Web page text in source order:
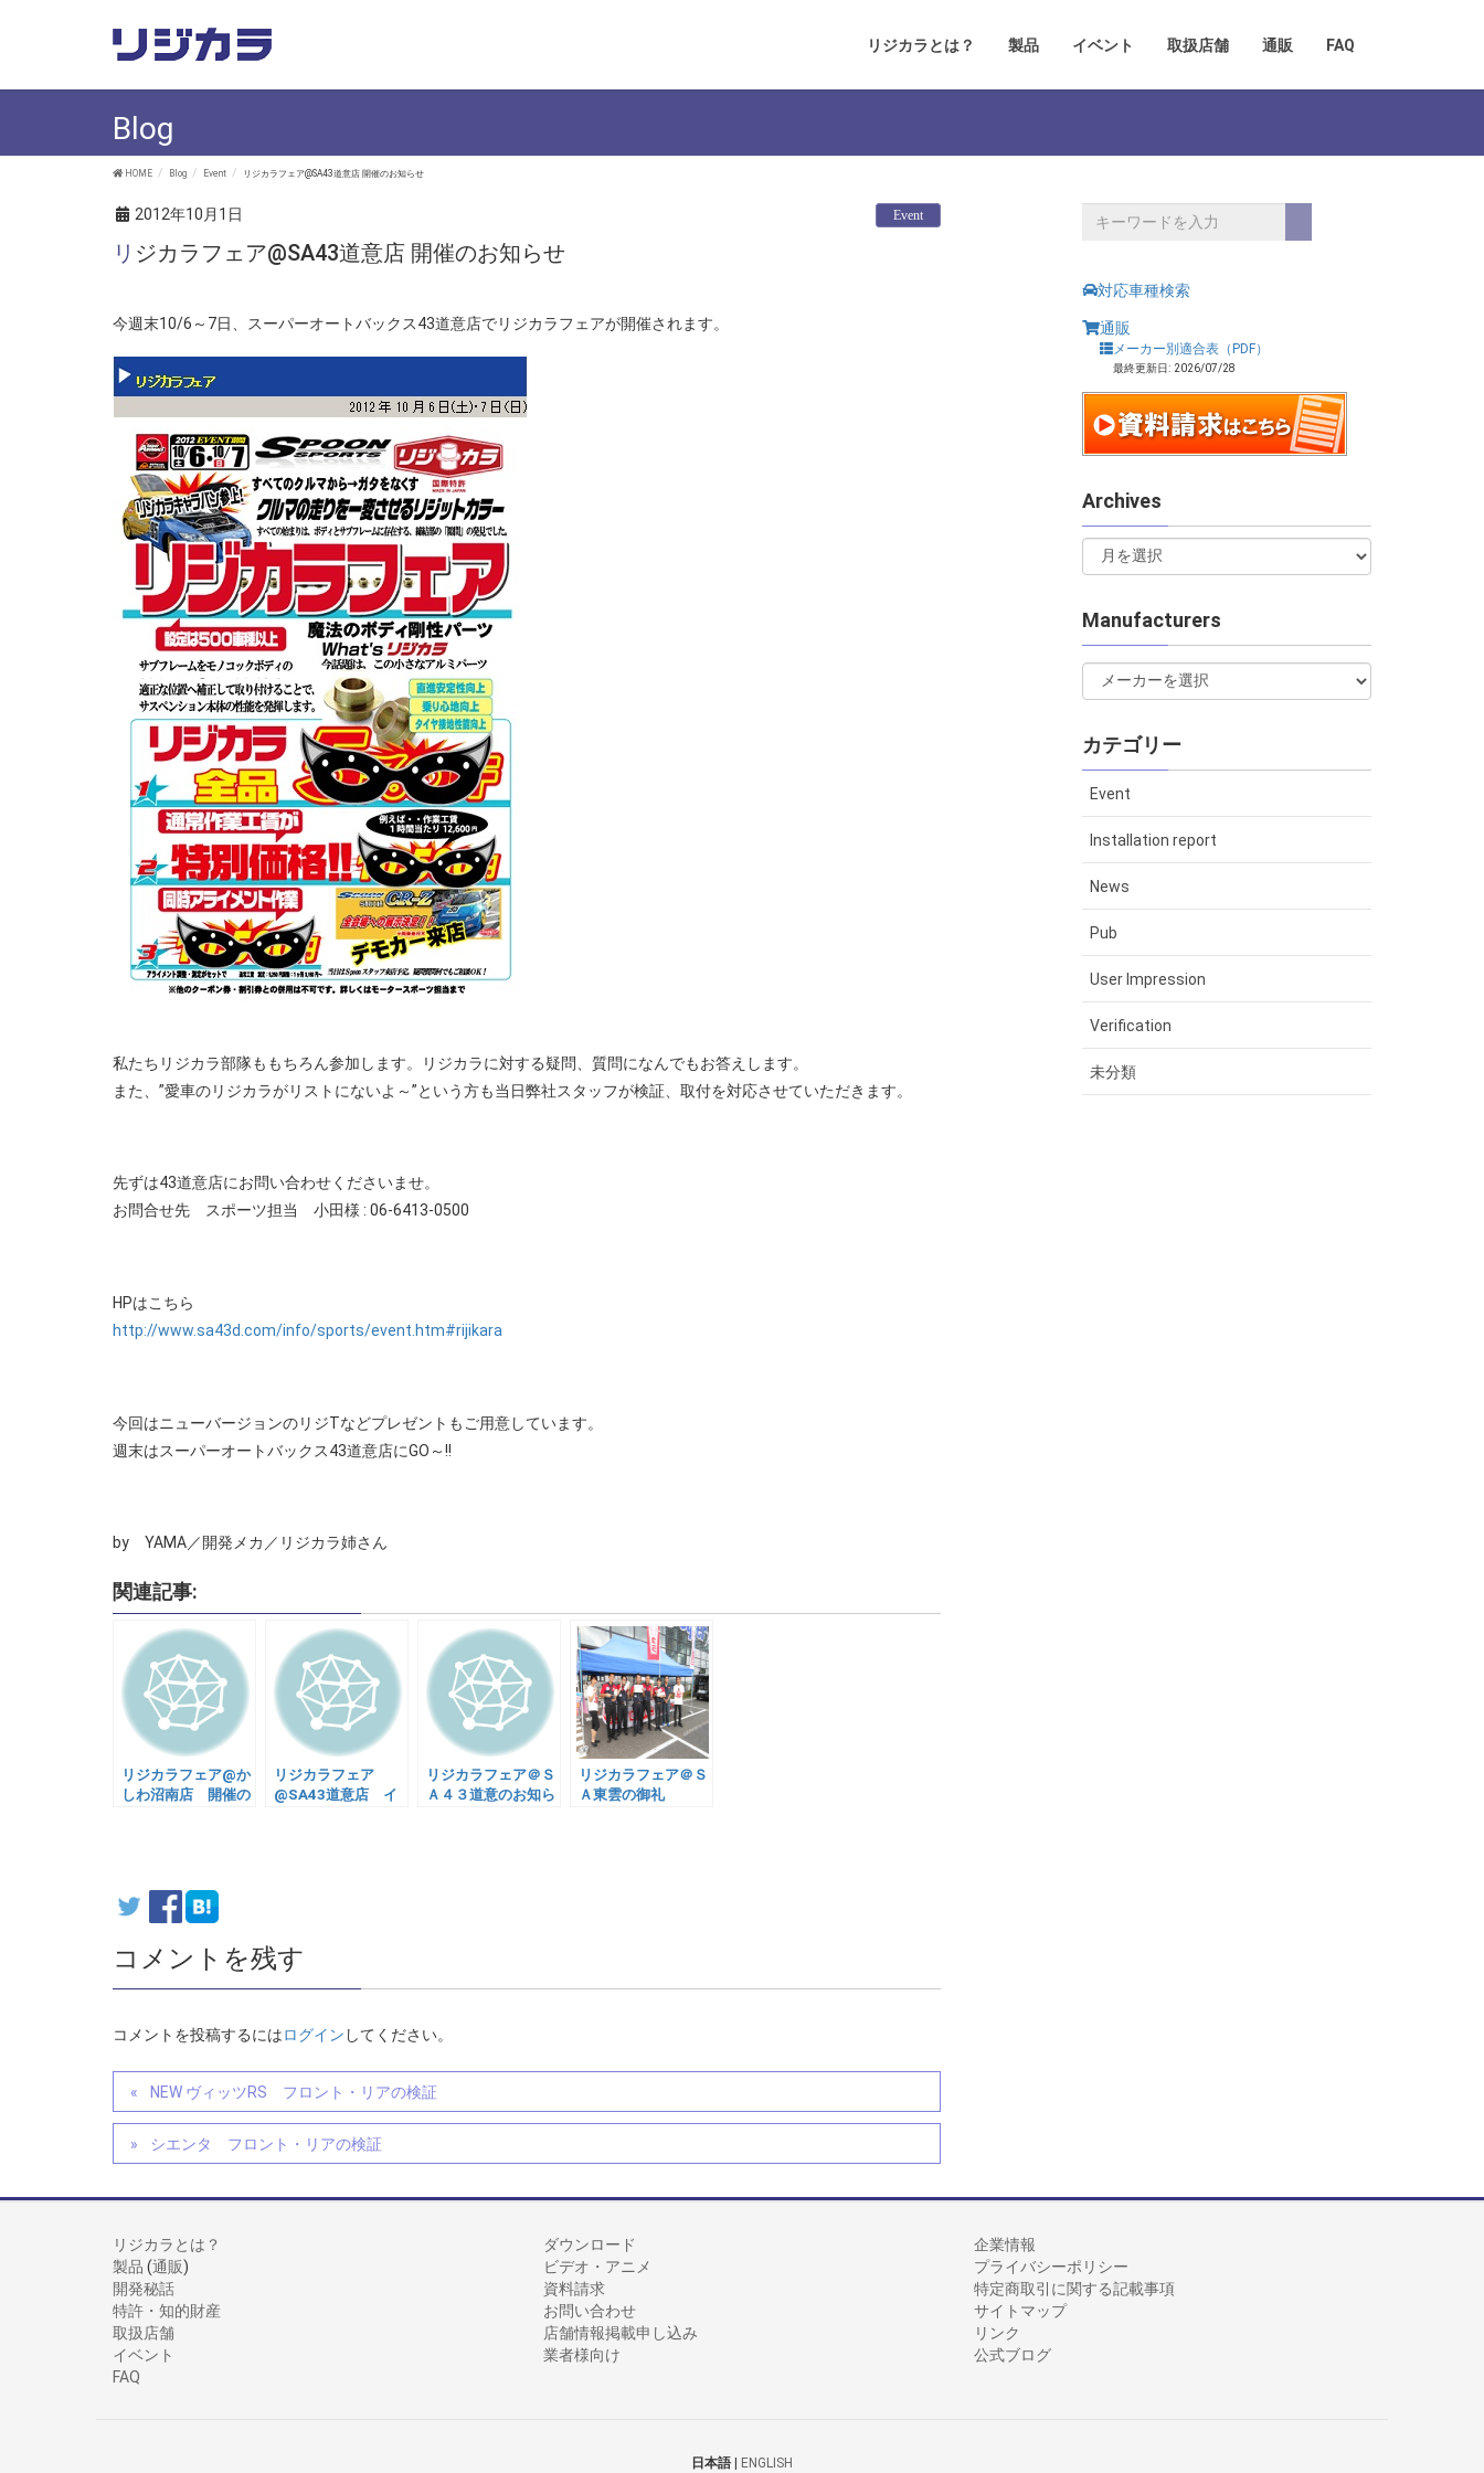
リジカラとは？ 製品 イベント 取扱店舗 通販 FAQ
Blog
HOME Blog Event リジカラフェア@SA43道意店 開催のお知らせ
2012年10月1日 Event
リジカラフェア@SA43道意店 開催のお知らせ
今週末10/6～7日、スーパーオートバックス43道意店でリジカラフェアが開催されます。
私たちリジカラ部隊ももちろん参加します。リジカラに対する疑問、質問になんでもお答えします。
また、”愛車のリジカラがリストにないよ～”という方も当日弊社スタッフが検証、取付を対応させていただきます。
先ずは43道意店にお問い合わせくださいませ。
お問合せ先 スポーツ担当 小田様 : 06-6413-0500
HPはこちら
http://www.sa43d.com/info/sports/event.htm#rijikara
今回はニューバージョンのリジTなどプレゼントもご用意しています。
週末はスーパーオートバックス43道意店にGO～!!
by YAMA／開発メカ／リジカラ姉さん
関連記事:
リジカラフェア@か
しわ沼南店 開催の
リジカラフェア
@SA43道意店 イ
リジカラフェア＠Ｓ
Ａ４３道意のお知ら
リジカラフェア＠Ｓ
Ａ東雲の御礼
コメントを残す
コメントを投稿するには ログイン してください。
NEW ヴィッツRS フロント・リアの検証
シエンタ フロント・リアの検証
対応車種検索
通販
メーカー別適合表（PDF）
最終更新日: 2026/07/28
Archives
Manufacturers
カテゴリー
Event
Installation report
News
Pub
User Impression
Verification
未分類
リジカラとは？
製品 (通販 )
開発秘話
特許・知的財産
取扱店舗
イベント
FAQ
ダウンロード
ビデオ・アニメ
資料請求
お問い合わせ
店舗情報掲載申し込み
業者様向け
企業情報
プライバシーポリシー
特定商取引に関する記載事項
サイトマップ
リンク
公式ブログ
日本語 | ENGLISH